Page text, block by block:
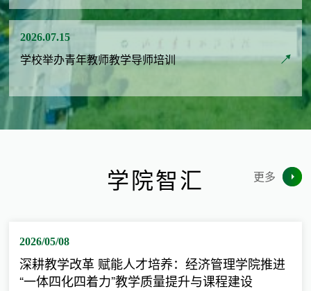
2026.07.15
学校举办青年教师教学导师培训
学院智汇 更多
2026/05/08
深耕教学改革 赋能人才培养：经济管理学院推进
“一体四化四着力”教学质量提升与课程建设